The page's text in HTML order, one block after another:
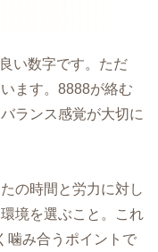
い数字です。ただ
ます。8888が絡む
ランス感覚が大切に
の時間と労力に対し
境を選ぶこと。これ
噛み合うポイントで